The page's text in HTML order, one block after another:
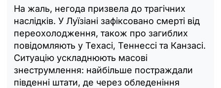
На жаль, негода призвела до трагічних
наслідків. У Луїзіані зафіксовано смерті від
переохолодження, також про загиблих
повідомляють у Техасі, Теннессі та Канзасі.
Ситуацію ускладнюють масові
знеструмлення: найбільше постраждали
південні штати, де через обледеніння